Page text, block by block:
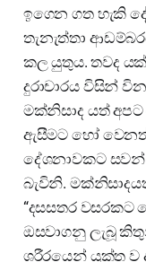
ඉගෙන ගත හැකි
තැනැත්තා
කල යුතුය. තවද
දුරාචාරය විසින්
මක්නිසාද යත්
ඇසීමට හෝ
දේශනාවකට සවන්
බැවිනි.
“දසසතර වසරකට
ඔසවාගනු ලැබූ
ශරීරයෙන් යුක්ත ව